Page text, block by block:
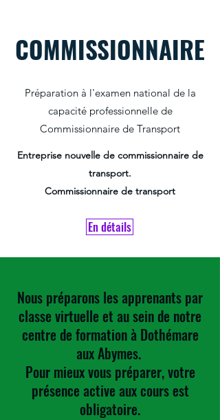
COMMISSIONNAIRE
Préparation à l'examen national de la
capacité professionnelle de
Commissionnaire de Transport
Entreprise nouvelle de commissionnaire de
transport.
Commissionnaire de transport
En détails
Nous préparons les apprenants par
classe virtuelle et au sein de notre
centre de formation à Dothémare
aux Abymes.
Pour mieux vous préparer, votre
présence active aux cours est
obligatoire.